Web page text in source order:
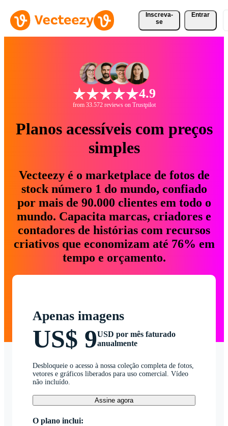
Inscreva-
se
Entrar
4.9
from 33.572 reviews on Trustpilot
Planos acessíveis com preços
simples
Vecteezy é o marketplace de fotos de
stock número 1 do mundo, confiado
por mais de 90.000 clientes em todo o
mundo. Capacita marcas, criadores e
contadores de histórias com recursos
criativos que economizam até 76% em
tempo e orçamento.
Apenas imagens
US$ 9USD por mês faturado
anualmente
Desbloqueie o acesso à nossa coleção completa de fotos,
vetores e gráficos liberados para uso comercial. Vídeo
não incluído.
Assine agora
O plano inclui: